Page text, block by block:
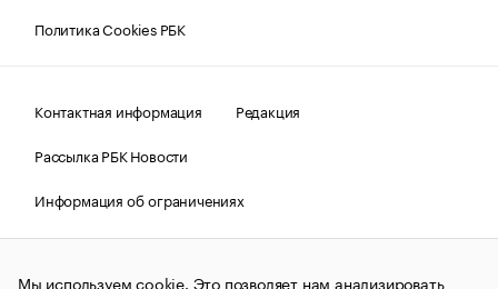
Политика Cookies РБК
Контактная информация
Редакция
Рассылка РБК Новости
Информация об ограничениях
Правовая информация
О соблюдении авторских прав
Мы используем cookie. Это позволяет нам анализировать